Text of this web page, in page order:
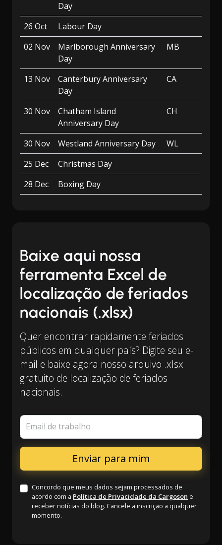
Day
26 Oct
Labour Day
02 Nov
Marlborough Anniversary
Day
MB
13 Nov
Canterbury Anniversary
Day
CA
30 Nov
Chatham Island
Anniversary Day
CH
30 Nov Westland Anniversary Day
WL
25 Dec
Christmas Day
28 Dec
Boxing Day
Baixe aqui nossa
ferramenta Excel de
localização de feriados
nacionais (.xlsx)
Quer encontrar rapidamente feriados
públicos em qualquer país? Digite seu e-
mail e baixe agora nosso arquivo .xlsx
gratuito de localização de feriados
nacionais.
Email de trabalho
Concordo que meus dados sejam processados de
acordo com a Política de Privacidade da Cargoson e
receber notícias do blog. Cancele a inscrição a qualquer
momento.